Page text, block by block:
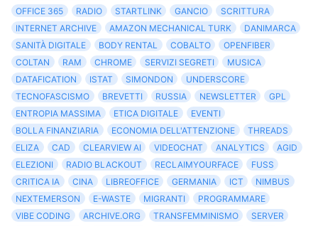
OFFICE 365
RADIO STARTLINK GANCIO
SCRITTURA
INTERNET ARCHIVE
AMAZON MECHANICAL TURK
DANIMARCA
SANITÀ DIGITALE
BODY RENTAL COBALTO
OPENFIBER
COLTAN
RAM CHROME SERVIZI SEGRETI
MUSICA
DATAFICATION
ISTAT SIMONDON
UNDERSCORE
TECNOFASCISMO
BREVETTI RUSSIA NEWSLETTER
GPL
ENTROPIA MASSIMA
ETICA DIGITALE
EVENTI
BOLLA FINANZIARIA
ECONOMIA DELL'ATTENZIONE
THREADS
ELIZA
CAD CLEARVIEW AI VIDEOCHAT ANALYTICS
AGID
ELEZIONI
RADIO BLACKOUT RECLAIMYOURFACE
FUSS
CRITICA IA
CINA LIBREOFFICE GERMANIA ICT
NIMBUS
NEXTEMERSON
E-WASTE MIGRANTI
PROGRAMMARE
VIBE CODING
ARCHIVE.ORG TRANSFEMMINISMO
SERVER